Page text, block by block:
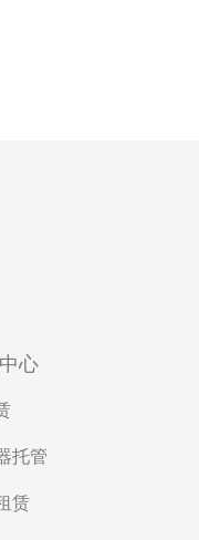
心
托管
赁